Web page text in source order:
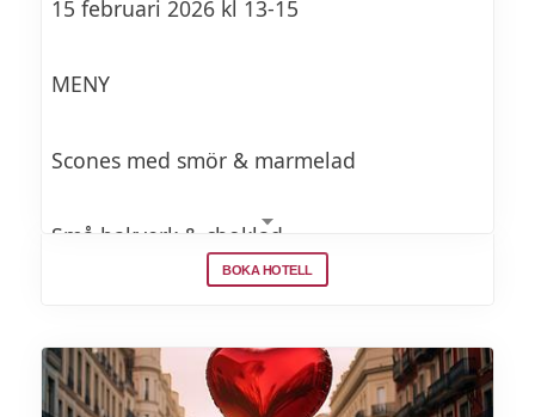
15 februari 2026 kl 13-15
MENY
Scones med smör & marmelad
Små bakverk & choklad
Te från vårt utvalda sortiment (bubbel finns
BOKA HOTELL